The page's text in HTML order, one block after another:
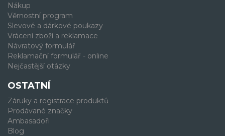
Nákup
Věrnostní program
Slevové a dárkové poukazy
Vrácení zboží a reklamace
Návratový formulář
Reklamační formulář - online
Nejčastější otázky
OSTATNÍ
Záruky a registrace produktů
Prodávané značky
Ambasadoři
Blog